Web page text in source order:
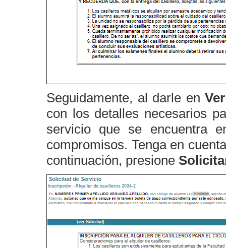
Seguidamente, al darle en
con los detalles necesarios
servicio que se encuentra
compromisos. Tenga en
continuación, presione